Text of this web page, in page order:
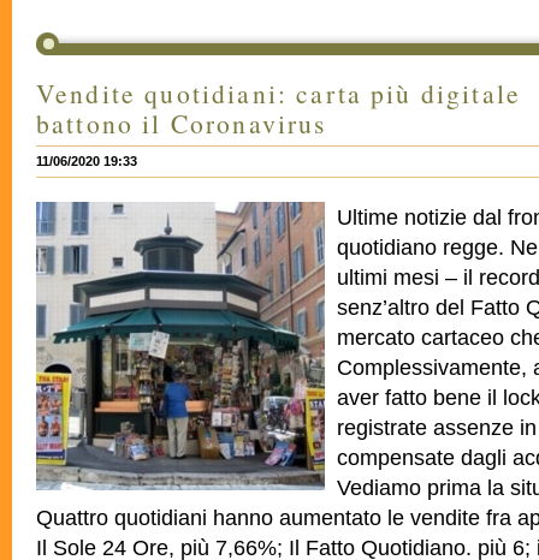
Vendite quotidiani: carta più digitale
battono il Coronavirus
11/06/2020 19:33
Ultime notizie dal
quotidiano regge.
ultimi mesi – il
senz’altro del Fatto
mercato cartaceo
Complessivamente,
aver fatto bene il
registrate assenze
compensate dagli
Vediamo prima la
Quattro quotidiani hanno aumentato le vendite fra
Il Sole 24 Ore, più 7,66%; Il Fatto Quotidiano. più